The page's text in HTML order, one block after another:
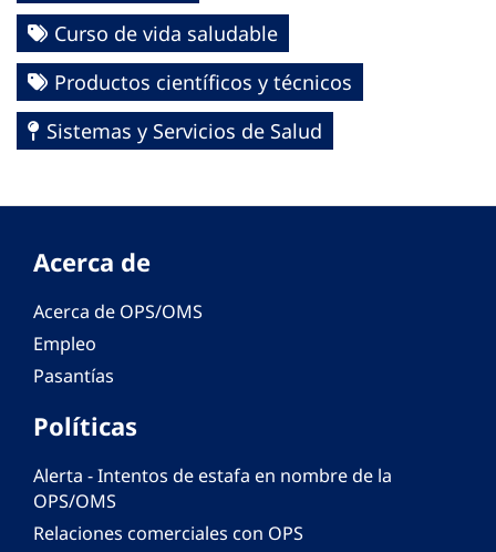
Curso de vida saludable
Productos científicos y técnicos
Sistemas y Servicios de Salud
Acerca de
Acerca de OPS/OMS
Empleo
Pasantías
Políticas
Alerta - Intentos de estafa en nombre de la
OPS/OMS
Relaciones comerciales con OPS